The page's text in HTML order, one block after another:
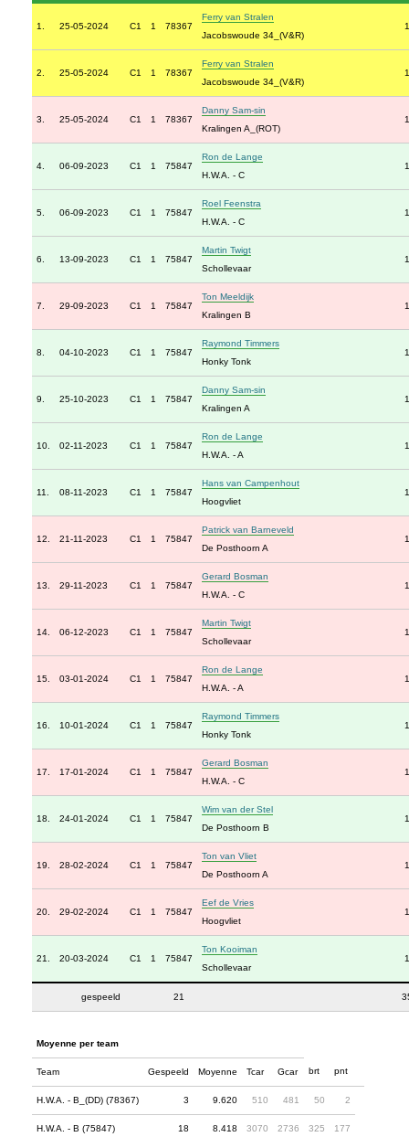
1. 25-05-2024 C1 1 78367
Ferry van Stralen
Jacobswoude 34_(V&R)
2. 25-05-2024 C1 1 78367
Ferry van Stralen
Jacobswoude 34_(V&R)
3. 25-05-2024 C1 1 78367
Danny Sam-sin
Kralingen A_(ROT)
4. 06-09-2023 C1 1 75847
Ron de Lange
H.W.A. - C
5. 06-09-2023 C1 1 75847
Roel Feenstra
H.W.A. - C
6. 13-09-2023 C1 1 75847
Martin Twigt
Schollevaar
7. 29-09-2023 C1 1 75847
Ton Meeldijk
Kralingen B
8. 04-10-2023 C1 1 75847
Raymond Timmers
Honky Tonk
9. 25-10-2023 C1 1 75847
Danny Sam-sin
Kralingen A
10. 02-11-2023 C1 1 75847
Ron de Lange
H.W.A. - A
11. 08-11-2023 C1 1 75847
Hans van Campenhout
Hoogvliet
12. 21-11-2023 C1 1 75847
Patrick van Barneveld
De Posthoorn A
13. 29-11-2023 C1 1 75847
Gerard Bosman
H.W.A. - C
14. 06-12-2023 C1 1 75847
Martin Twigt
Schollevaar
15. 03-01-2024 C1 1 75847
Ron de Lange
H.W.A. - A
16. 10-01-2024 C1 1 75847
Raymond Timmers
Honky Tonk
17. 17-01-2024 C1 1 75847
Gerard Bosman
H.W.A. - C
18. 24-01-2024 C1 1 75847
Wim van der Stel
De Posthoorn B
19. 28-02-2024 C1 1 75847
Ton van Vliet
De Posthoorn A
20. 29-02-2024 C1 1 75847
Eef de Vries
Hoogvliet
21. 20-03-2024 C1 1 75847
Ton Kooiman
Schollevaar
gespeeld 21
Moyenne per team
Team Gespeeld Moyenne Tcar Gcar brt pnt
H.W.A. - B_(DD) (78367) 3 9.620 510 481 50 2
H.W.A. - B (75847) 18 8.418 3070 2736 325 177